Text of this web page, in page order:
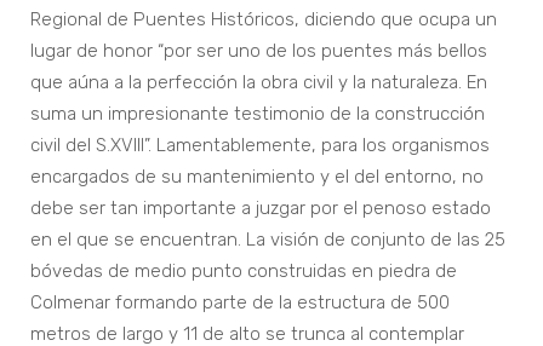
Regional de Puentes Históricos, diciendo que ocupa un
lugar de honor “por ser uno de los puentes más bellos
que aúna a la perfección la obra civil y la naturaleza. En
suma un impresionante testimonio de la construcción
civil del S.XVIII”. Lamentablemente, para los organismos
encargados de su mantenimiento y el del entorno, no
debe ser tan importante a juzgar por el penoso estado
en el que se encuentran. La visión de conjunto de las 25
bóvedas de medio punto construidas en piedra de
Colmenar formando parte de la estructura de 500
metros de largo y 11 de alto se trunca al contemplar